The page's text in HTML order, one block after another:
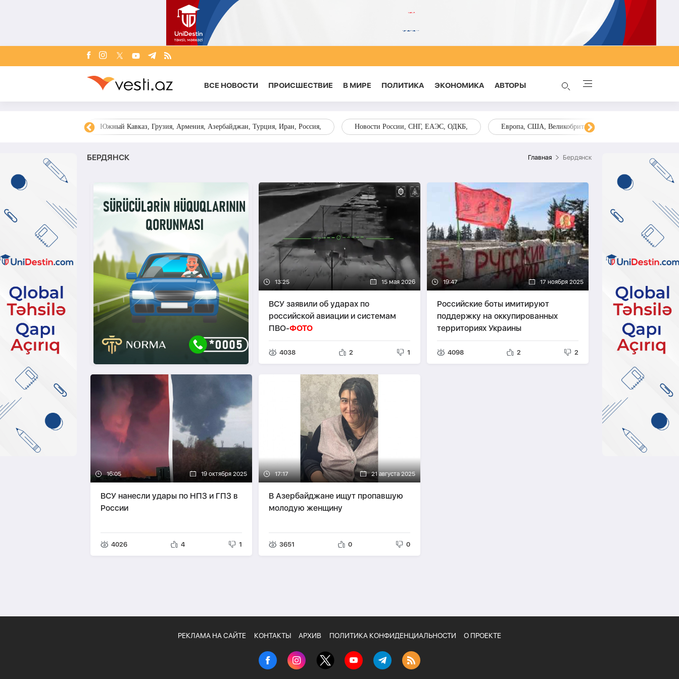
ВСЕ НОВОСТИ ПРОИСШЕСТВИЕ В МИРЕ ПОЛИТИКА ЭКОНОМИКА AВТОРЫ
Южный Кавказ, Грузия, Армения, Азербайджан, Турция, Иран, Россия, Новости России, СНГ, ЕАЭС, ОДКБ, Европа, США, Великобритания, Украина, Запад,
БЕРДЯНСК Главная Бердянск
13:25 15 мая 2026
ВСУ заявили об ударах по
российской авиации и системам
ПВО-ФОТО
4038 2 1
19:47 17 ноября 2025
Российские боты имитируют
поддержку на оккупированных
территориях Украины
4098 2 2
16:05 19 октября 2025
ВСУ нанесли удары по НПЗ и ГПЗ в
России
4026 4 1
17:17 21 августа 2025
В Азербайджане ищут пропавшую
молодую женщину
3651 0 0
РЕКЛАМА НА САЙТЕ КОНТАКТЫ АРХИВ ПОЛИТИКА КОНФИДЕНЦИАЛЬНОСТИ О ПРОЕКТЕ